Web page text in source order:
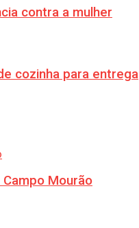
contra a mulher
cozinha para entrega
Mourão